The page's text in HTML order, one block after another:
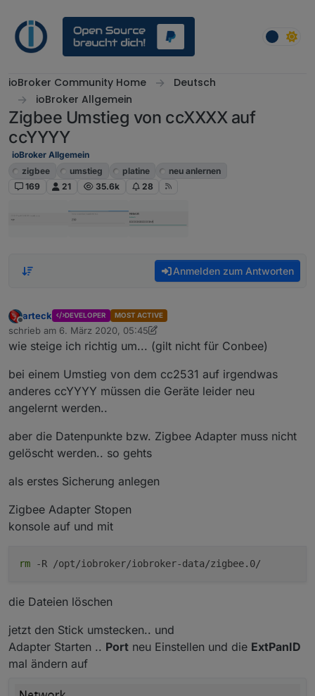
ioBroker Community Home
Deutsch
ioBroker Allgemein
Zigbee Umstieg von ccXXXX auf
ccYYYY
ioBroker Allgemein
zigbee
umstieg platine
neu anlernen
169
21 35.6k 28
Anmelden zum Antworten
Offline
arteck DEVELOPER MOST ACTIVE
schrieb am 6. März 2020, 05:45
zuletzt editiert von arteck 10. Dez. 2020, 18:39
wie steige ich richtig um... (gilt nicht für Conbee)
bei einem Umstieg von dem cc2531 auf irgendwas
anderes ccYYYY müssen die Geräte leider neu
angelernt werden..
aber die Datenpunkte bzw. Zigbee Adapter muss nicht
gelöscht werden.. so gehts
als erstes Sicherung anlegen
Zigbee Adapter Stopen
konsole auf und mit
rm -R /opt/iobroker/iobroker-data/zigbee.0/
die Dateien löschen
jetzt den Stick umstecken.. und
Adapter Starten .. Port neu Einstellen und die ExtPanID
mal ändern auf